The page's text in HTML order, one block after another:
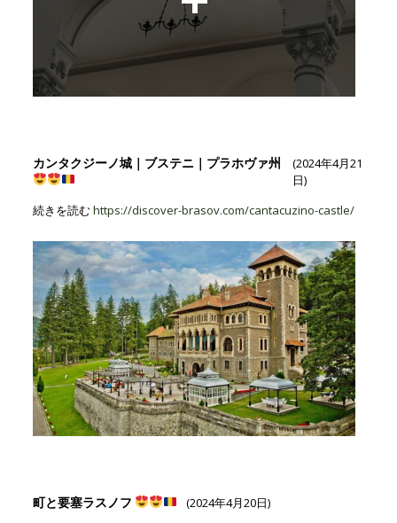
カンタクジーノ城｜ブステニ｜プラホヴァ州
(2024年4月21
日)
続きを読むhttps://discover-brasov.com/cantacuzino-castle/
町と要塞ラスノフ
(2024年4月20日)